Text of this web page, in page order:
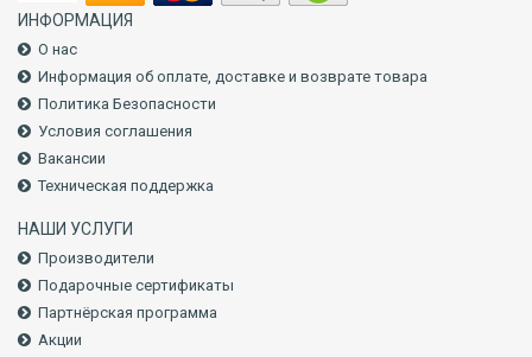
ИНФОРМАЦИЯ
О нас
Информация об оплате, доставке и возврате товара
Политика Безопасности
Условия соглашения
Вакансии
Техническая поддержка
НАШИ УСЛУГИ
Производители
Подарочные сертификаты
Партнёрская программа
Акции